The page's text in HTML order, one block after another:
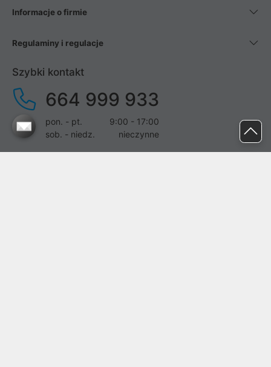
Informacje o firmie
Regulaminy i regulacje
Szybki kontakt
664 999 933
pon. - pt.
9:00 - 17:00
sob. - niedz.
nieczynne